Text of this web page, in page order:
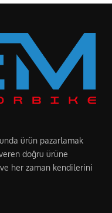
ürün pazarlamak
doğru ürüne
her zaman kendilerini